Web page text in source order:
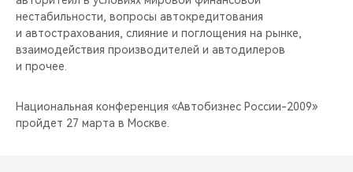
СЕДАНЫ
ПОДДЕРЖКА
CHERY CONNECT
CHERY В СОЦСЕТЯХ
ЛЮДИ CHERY
нестабильности, вопросы автокредитования
и автострахования, слияние и поглощения на рынке,
взаимодействия производителей и автодилеров
и прочее.
Национальная конференция «Автобизнес России-2009»
пройдет 27 марта в Москве.